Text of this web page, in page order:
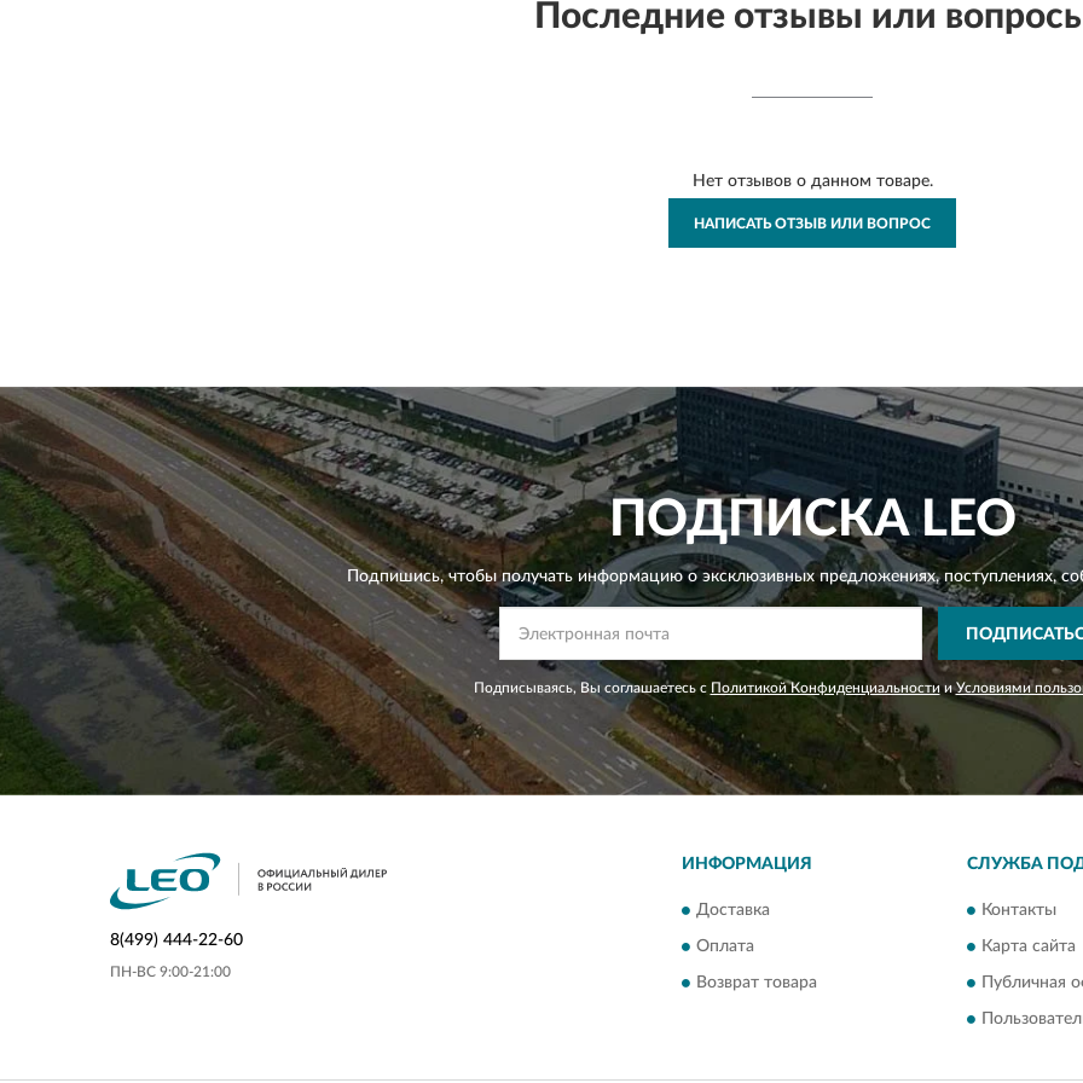
Последние отзывы или
Нет отзывов о данном товаре.
НАПИСАТЬ ОТЗЫВ ИЛИ ВОПРОС
ПОДПИСКАLEO
Подпишись, чтобы получать информацию о эксклюзивных предложениях,поступлениях,
Подписываясь, Вы соглашаетесь с Политикой Конфиденциальности иУсловиями
8(499) 444-22-60
ПН-ВС 9:00-21:00
ИНФОРМАЦИЯ
Доставка
Оплата
Возврат товара
СЛУЖБА
Контакты
Карта сайта
Публичная